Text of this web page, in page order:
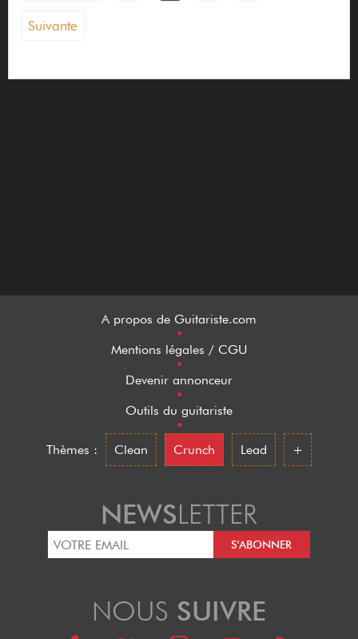
Crazy Tube Circuits
Crel
Suivante
A propos de Guitariste.com
•
Mentions légales / CGU
•
Devenir annonceur
•
Outils du guitariste
•
Thèmes :
Clean Crunch Lead +
NEWSLETTER
NOUS SUIVRE